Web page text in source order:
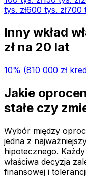
tys. zł600 tys. zł700
Inny wkład
zł na 20 lat
10% (810 000 zł
Jakie
stałe czy
Wybór między
jedna z
hipotecznego.
właściwa decyzja
finansowej i